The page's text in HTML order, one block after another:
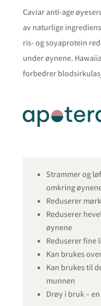
Caviar anti-age
av naturlige
ris- og soyaprotein
under øynene.
forbedrer
Strammer og
omkring
Reduserer
Reduserer
øynene
Reduserer fine
Kan brukes
Kan brukes til
munnen
Drøy i bruk –